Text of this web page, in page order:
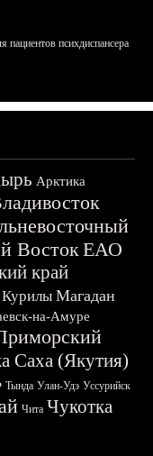
пациентов психдиспансера
Арктика
ВостокЕАО
край
Курилы Магадан
на-Амуре
Саха (Якутия)
Тында Улан-Удэ Уссурийск
Чита Чукотка